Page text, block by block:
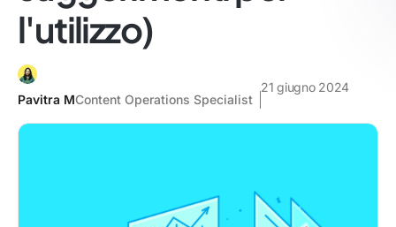
l'utilizzo)
Pavitra MContent Operations Specialist
21 giugno 2024